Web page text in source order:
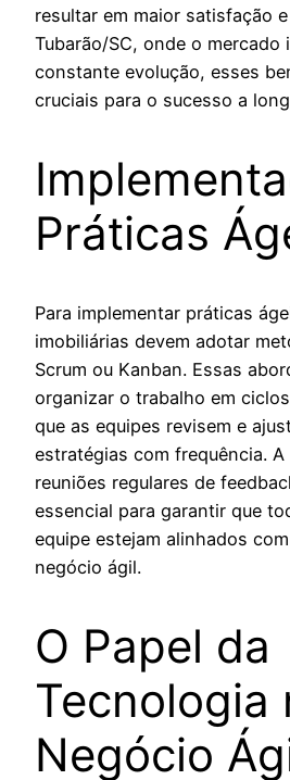
resultar em maior satisfação
Tubarão/SC, onde o mercado
constante evolução, esses
cruciais para o sucesso a
Práticas
Para implementar práticas
imobiliárias devem adotar
Scrum ou Kanban. Essas
organizar o trabalho em
que as equipes revisem e
estratégias com frequência.
reuniões regulares de
essencial para garantir que
equipe estejam alinhados
negócio ágil.
O Papel da
Tecnologia
Negócio